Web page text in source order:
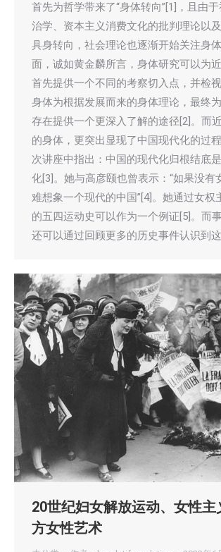
首先为哲学带来了“身体转向”[1]，且由
治学、资本主义消费文化的批判理论以
具身转向，社会理论也逐渐开始关注身
面，诚如黄金麟所言，身体研究可以为
首先提供一个不同的考察切入点，并检
身体为根据发展而来的身体理论，最终
存在提供一个更深入了解的途径[2]。而
的身体，更突出显现了中国现代化的过
次讲座中指出：中国的现代化归根结底
化[3]。她与高彦颐也曾表示：“如果没有
难想象一个现代的中国”[4]。她通过女权
的五四运动史可以作为一个例证[5]。而
还可以通过回顾更多的历史事件认识到这
20世纪妇女解放运动、女性主
方女性艺术